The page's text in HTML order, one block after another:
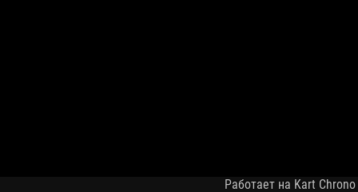
Работает на Kart Chrono